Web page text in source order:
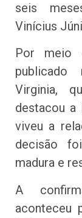
seis
Vinícius
Por meio
publicado
Virginia,
destacou a
viveu a
decisão
madura e
A
aconteceu